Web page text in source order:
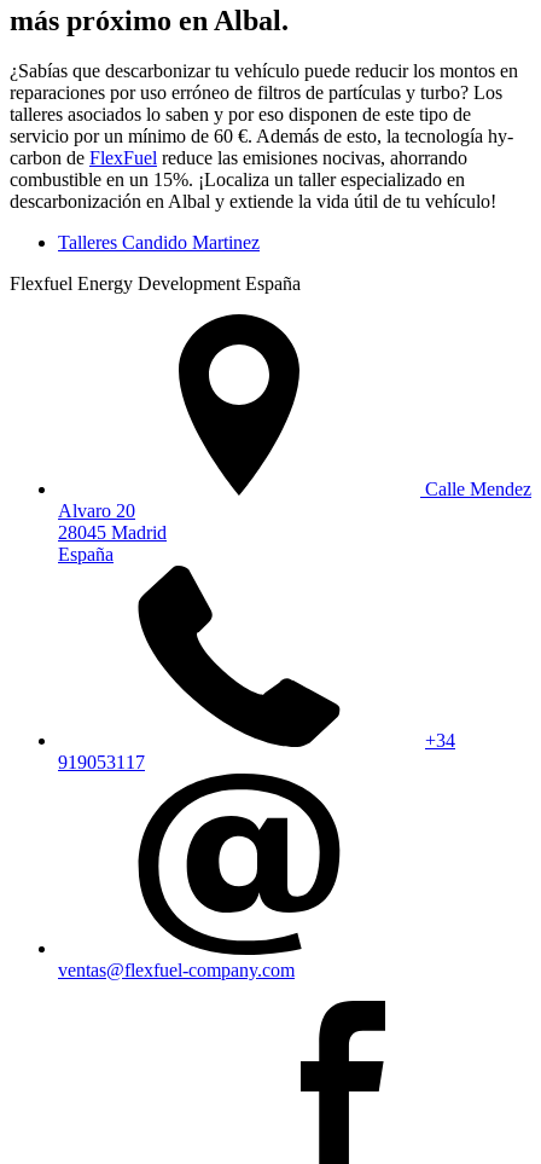
más próximo en Albal.
¿Sabías que descarbonizar tu vehículo puede reducir los montos en
reparaciones por uso erróneo de filtros de partículas y turbo? Los
talleres asociados lo saben y por eso disponen de este tipo de
servicio por un mínimo de 60 €. Además de esto, la tecnología hy-
carbon de FlexFuel reduce las emisiones nocivas, ahorrando
combustible en un 15%. ¡Localiza un taller especializado en
descarbonización en Albal y extiende la vida útil de tu vehículo!
Talleres Candido Martinez
Flexfuel Energy Development España
Calle Mendez
Alvaro 20
28045 Madrid
España
+34
919053117
ventas@flexfuel-company.com